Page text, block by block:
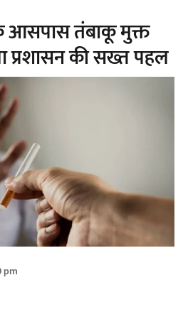
आसपास तंबाकू मुक्त
प्रशासन की सख्त पहल
pm